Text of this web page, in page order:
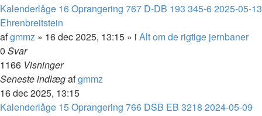
Kalenderlåge 16 Oprangering 767 D-DB 193 345-6 2025-05-13
Ehrenbreitstein
afgmmz » 16 dec 2025, 13:15 » i Alt om de rigtige jernbaner
0 Svar
1166 Visninger
Seneste indlægafgmmz
16 dec 2025, 13:15
Kalenderlåge 15 Oprangering 766 DSB EB 3218 2024-05-09